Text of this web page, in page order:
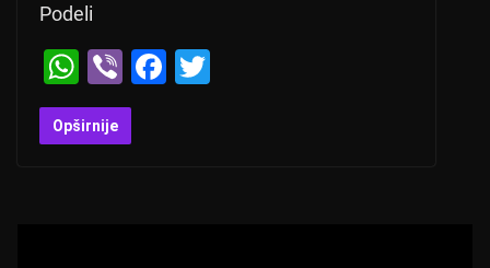
Podeli
W
h
at
Vi
b
er
F
Opširnije